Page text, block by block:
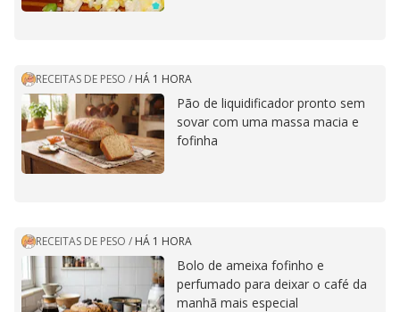
RECEITAS DE PESO / HÁ 1 HORA
Pão de liquidificador pronto sem
sovar com uma massa macia e
fofinha
RECEITAS DE PESO / HÁ 1 HORA
Bolo de ameixa fofinho e
perfumado para deixar o café da
manhã mais especial